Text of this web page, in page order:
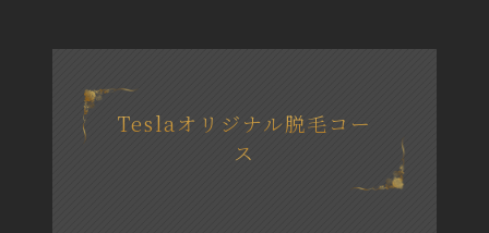
Teslaオリジナル脱毛コー
ス